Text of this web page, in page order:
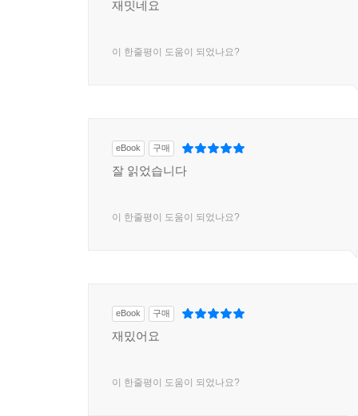
재밋네요
이 한줄평이 도움이 되었나요?
eBook 구매
잘 읽었습니다
이 한줄평이 도움이 되었나요?
eBook 구매
재밌어요
이 한줄평이 도움이 되었나요?